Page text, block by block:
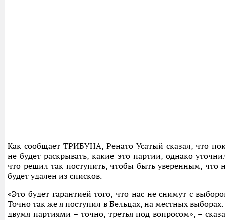
Как сообщает ТРИБУНА, Ренато Усатый сказал, что
не будет раскрывать, какие это партии, однако
что решил так поступить, чтобы быть уверенным, что
будет удален из списков.
«Это будет гарантией того, что нас не снимут с
Точно так же я поступил в Бельцах, на местных
двумя партиями – точно, третья под вопросом», –